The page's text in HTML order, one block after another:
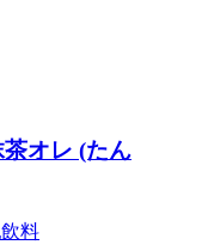
オレ (たん
料